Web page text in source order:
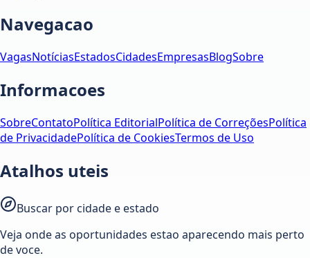
Navegacao
VagasNotíciasEstadosCidadesEmpresasBlogSobre
Informacoes
SobreContatoPolítica EditorialPolítica de CorreçõesPolítica
de PrivacidadePolítica de CookiesTermos de Uso
Atalhos uteis
Buscar por cidade e estado
Veja onde as oportunidades estao aparecendo mais perto
de voce.